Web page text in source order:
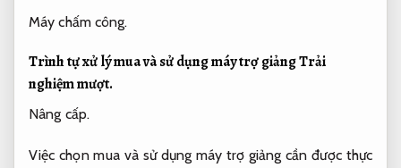
Máy chấm công.
Trình tự xử lý mua và sử dụng máy trợ giảngTrải
nghiệm mượt.
Nâng cấp.
Việc chọn mua và sử dụng máy trợ giảng cần được thực